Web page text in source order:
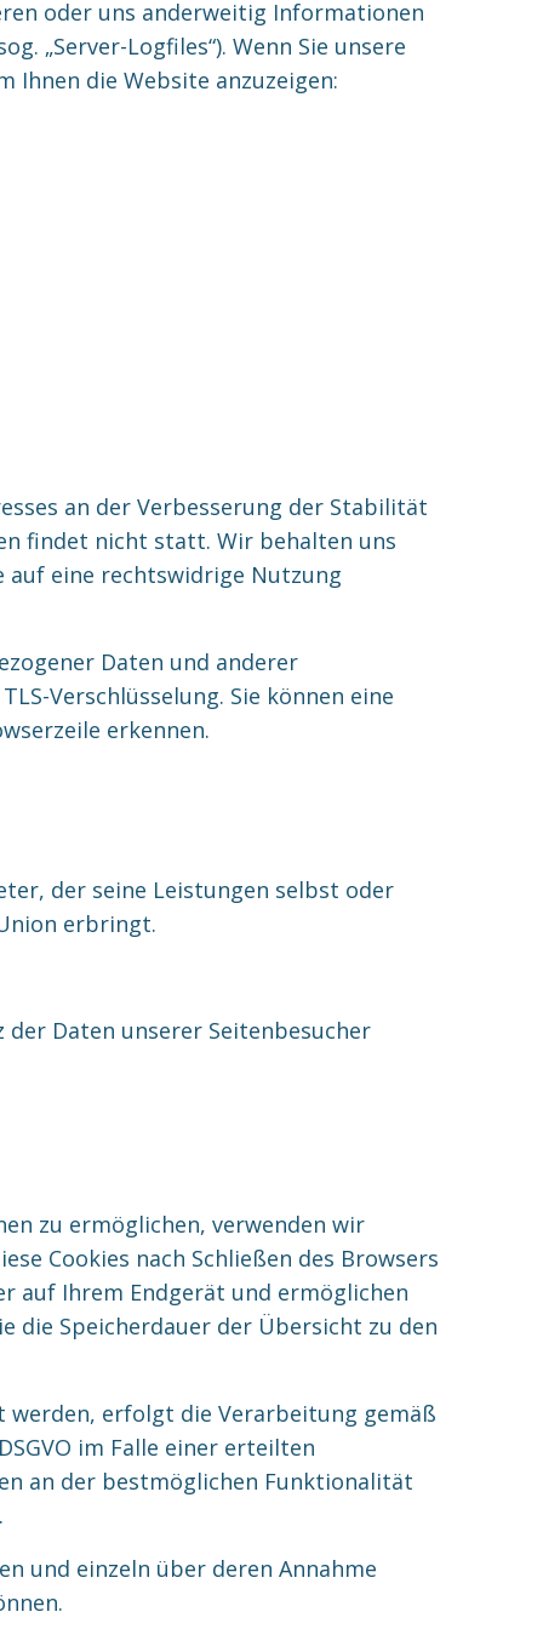
oder uns anderweitig Informationen
„Server-Logfiles“). Wenn Sie unsere
die Website anzuzeigen:
an der Verbesserung der Stabilität
findet nicht statt. Wir behalten uns
eine rechtswidrige Nutzung
Daten und anderer
Verschlüsselung. Sie können eine
erkennen.
der seine Leistungen selbst oder
erbringt.
Daten unserer Seitenbesucher
zu ermöglichen, verwenden wir
Cookies nach Schließen des Browsers
auf Ihrem Endgerät und ermöglichen
die Speicherdauer der Übersicht zu den
werden, erfolgt die Verarbeitung gemäß
im Falle einer erteilten
an der bestmöglichen Funktionalität
und einzeln über deren Annahme